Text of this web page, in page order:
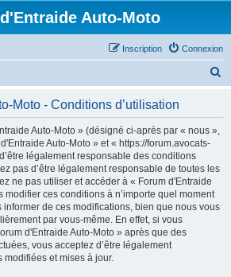
Auto-Moto
Connexion
Inscription
Moto - Conditions d’utilisation
Auto-Moto » (désigné ci-après par « nous »,
Auto-Moto » et « https://forum.avocats-
légalement responsable des conditions
pas d’être légalement responsable de toutes les
ne pas utiliser et accéder à « Forum d'Entraide
modifier ces conditions à n’importe quel moment
de ces modifications, bien que nous vous
par vous-même. En effet, si vous
d'Entraide Auto-Moto » après que des
vous acceptez d’être légalement
et mises à jour.